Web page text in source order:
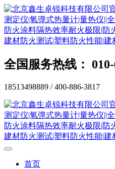
全国服务热线： 010-
18513498889 / 400-886-3817
首页